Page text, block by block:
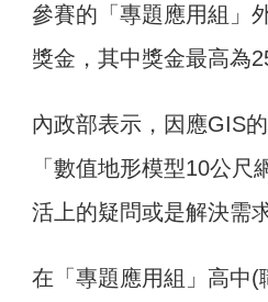
參賽的「專題應用組」
獎金，其中獎金最高為
內政部表示，因應GIS
「數值地形模型10公
活上的疑問或是解決需
在「專題應用組」高中(